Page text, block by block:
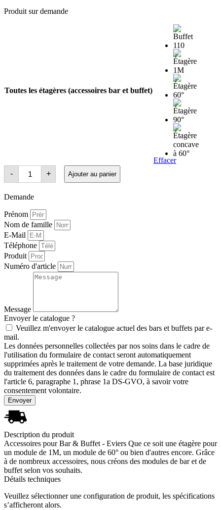
Produit sur demande
Toutes les étagères (accessoires bar et buffet)
Effacer
-
quantité
Étagères
+ Ajouter au panier
Demande
Prénom
Nom de famille
E-Mail
Téléphone
Produit
Numéro d'article
Message
Envoyer le catalogue ?
Veuillez m'envoyer le catalogue actuel des bars et buffets par e-
mail.
Les données personnelles collectées par nos soins dans le cadre de
l'utilisation du formulaire de contact seront automatiquement
supprimées après le traitement de votre demande. La base juridique
du traitement des données dans le cadre du formulaire de contact est
l'article 6, paragraphe 1, phrase 1a DS-GVO, à savoir votre
consentement volontaire.
Envoyer
Description du produit
Accessoires pour Bar & Buffet - Eviers Que ce soit une étagère pour
un module de 1M, un module de 60° ou bien d'autres encore. Grâce
à de nombreux accessoires, nous créons des modules de bar et de
buffet selon vos souhaits.
Détails techniques
Veuillez sélectionner une configuration de produit, les spécifications
s’afficheront alors.